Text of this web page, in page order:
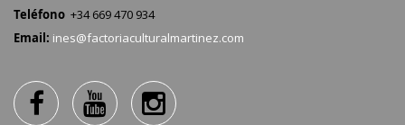
Teléfono +34 669 470 934
Email: ines@factoriaculturalmartinez.com